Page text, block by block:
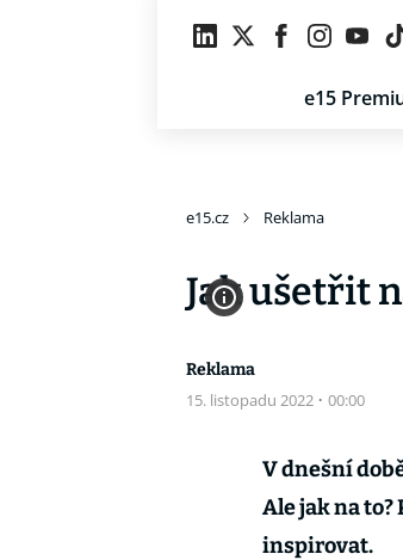
e15
e15.cz Reklama
Jak ušetřit
Reklama
15. listopadu 2022 · 00:00
V dnešní
Ale jak na
inspirovat.